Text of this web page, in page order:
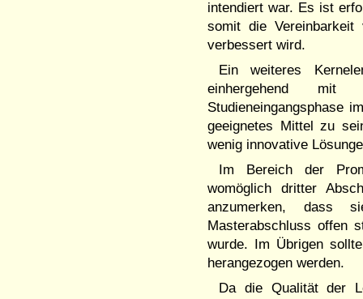
intendiert war. Es ist
somit die
verbessert wird.
Ein weiteres
einhergehend mit
Studieneingangsphase
geeignetes Mittel zu
wenig innovative
Im Bereich der
womöglich dritter
anzumerken, dass
Masterabschluss offen
wurde. Im Übrigen
herangezogen werden.
Da die Qualität der